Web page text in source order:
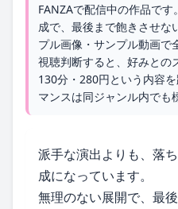
FANZAで配信中の作品で
成で、最後まで飽きさせな
プル画像・サンプル動画で
視聴判断すると、好みとの
130分・280円という内容
マンスは同ジャンル内でも
派手な演出よりも、落
成になっています。
無理のない展開で、最